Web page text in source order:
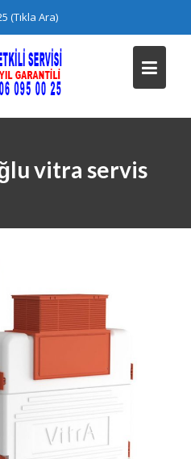
(Tıkla Ara)
vitra servis